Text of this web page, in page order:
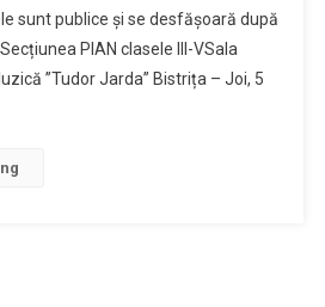
Clasele
III-
VIII
sunt publice și se desfășoară după
PIAN clasele III-VSala
”Tudor Jarda” Bistrița – Joi, 5